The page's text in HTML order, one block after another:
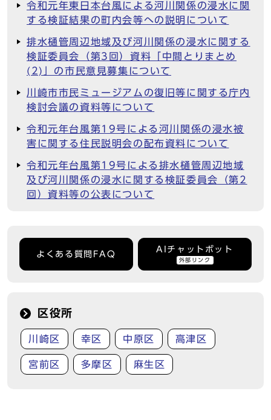
令和元年東日本台風による河川関係の浸水に関
する検証結果の町内会等への説明について
排水樋管周辺地域及び河川関係の浸水に関する
検証委員会（第3回）資料「中間とりまとめ
(2)」の市民意見募集について
川崎市市民ミュージアムの復旧等に関する庁内
検討会議の資料等について
令和元年台風第19号による河川関係の浸水被
害に関する住民説明会の配布資料について
令和元年台風第19号による排水樋管周辺地域
及び河川関係の浸水に関する検証委員会（第2
回）資料等の公表について
よくある質問FAQ
AIチャットボット
外部リンク
区役所
川崎区 幸区 中原区 高津区
宮前区 多摩区 麻生区